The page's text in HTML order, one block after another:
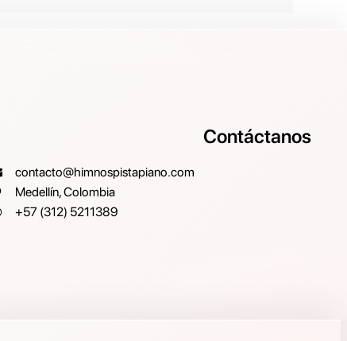
Contáctanos
contacto@himnospistapiano.com
Medellín, Colombia
+57 (312) 5211389